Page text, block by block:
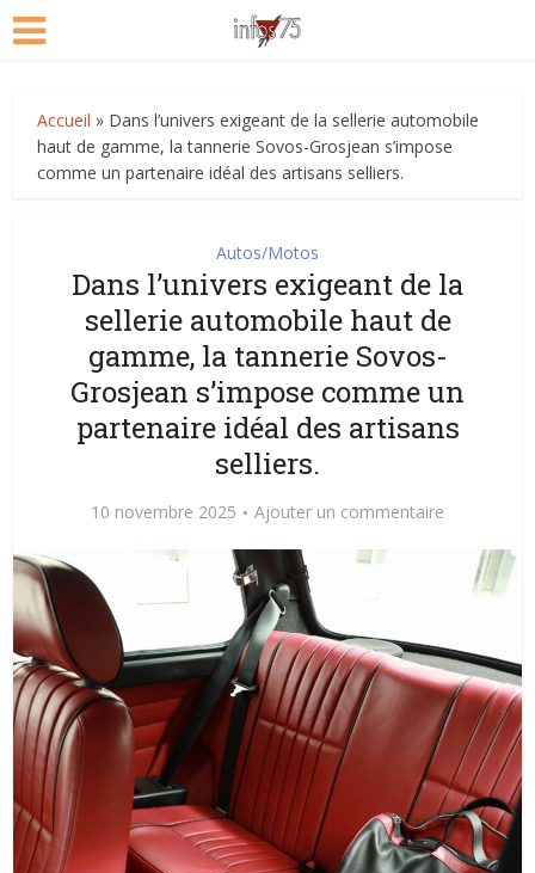
Accueil » Dans l’univers exigeant de la sellerie automobile
haut de gamme, la tannerie Sovos-Grosjean s’impose
comme un partenaire idéal des artisans selliers.
Autos/Motos
Dans l’univers exigeant de la
sellerie automobile haut de
gamme, la tannerie Sovos-
Grosjean s’impose comme un
partenaire idéal des artisans
selliers.
10 novembre 2025 Ajouter un commentaire